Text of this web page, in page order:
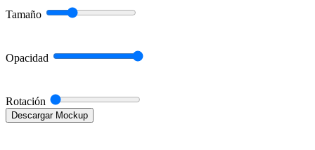
Tamaño
Opacidad
Rotación
Descargar Mockup